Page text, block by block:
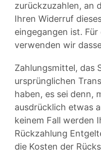
zurückzuzahlen, an
Ihren Widerruf
eingegangen ist.
verwenden wir
Zahlungsmittel, das
ursprünglichen
haben, es sei denn,
ausdrücklich etwas
keinem Fall werden
Rückzahlung
die Kosten der